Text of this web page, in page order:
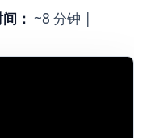
开发者）
： ~8 分钟 |